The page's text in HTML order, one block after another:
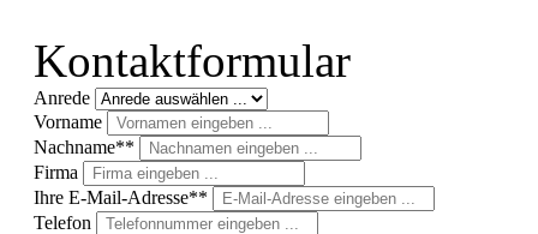
Kontaktformular
Anrede
Vorname
Nachname**
Firma
Ihre E-Mail-Adresse**
Telefon